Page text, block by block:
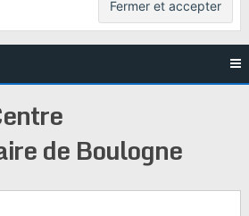
de Boulogne